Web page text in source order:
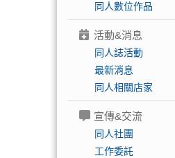
同人數位作品
活動&消息
同人誌活動
最新消息
同人相關店家
宣傳&交流
同人社團
工作委託